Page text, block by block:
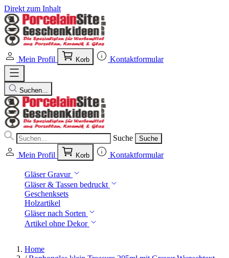
Direkt zum Inhalt
Mein Profil Korb Kontaktformular
Suchen...
Suche Suche
Mein Profil Korb Kontaktformular
Gläser Gravur
Gläser & Tassen bedruckt
Geschenksets
Holzartikel
Gläser nach Sorten
Artikel ohne Dekor
Home